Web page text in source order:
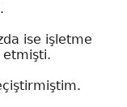
ise işletme
etmişti.